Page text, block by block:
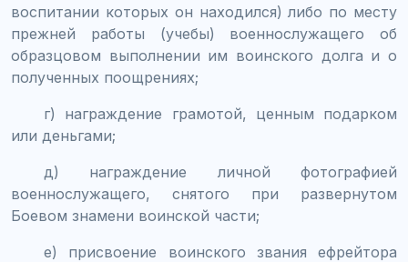
воспитании которых он находился) либо по месту
прежней работы (учебы) военнослужащего об
образцовом выполнении им воинского долга и о
полученных поощрениях;
г) награждение грамотой, ценным подарком
или деньгами;
д) награждение личной фотографией
военнослужащего, снятого при развернутом
Боевом знамени воинской части;
е) присвоение воинского звания ефрейтора